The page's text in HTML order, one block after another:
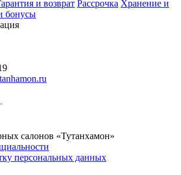
и возврат Рассрочка Хранение и
бонусы
салонов «Тутанхамон»
персональных данных